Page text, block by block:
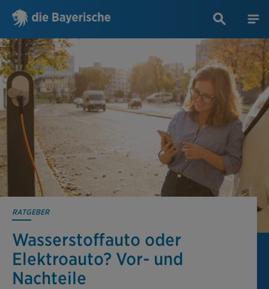
RATGEBER
Wasserstoffauto oder
Elektroauto? Vor- und
Nachteile